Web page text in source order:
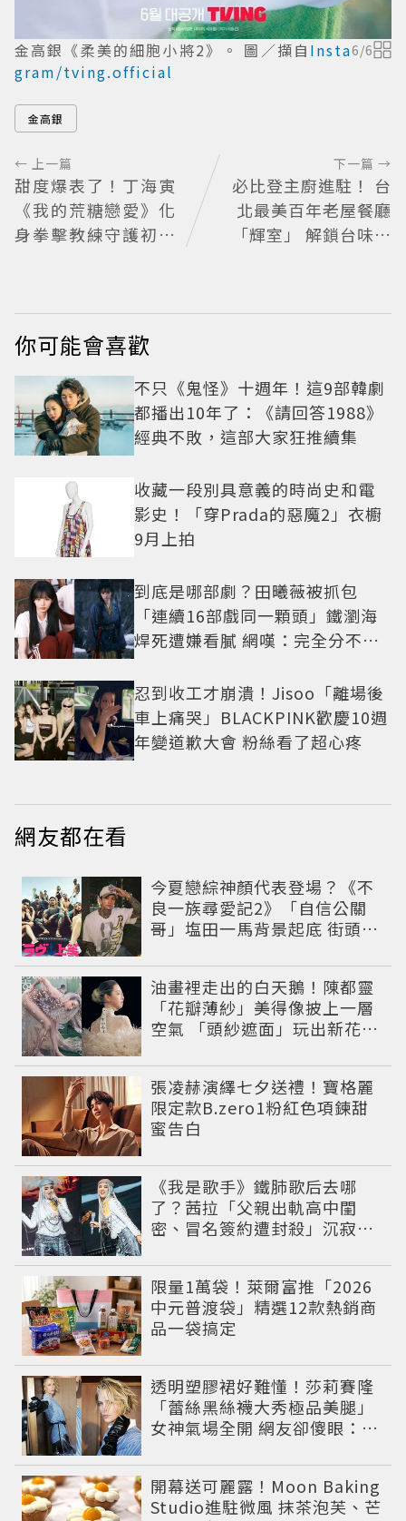
金高銀《柔美的細胞小將2》。 圖／擷自 Insta
gram/tving.official
6/6
金高銀
← 上一篇
甜度爆表了！丁海寅
《我的荒糖戀愛》化
身拳擊教練守護初戀
下一篇 →
必比登主廚進駐！ 台
北最美百年老屋餐廳
「輝室」 解鎖台味記
你可能會喜歡
不只《鬼怪》十週年！這9部韓劇
都播出10年了：《請回答1988》
經典不敗，這部大家狂推續集
收藏一段別具意義的時尚史和電
影史！「穿Prada的惡魔2」衣櫥
9月上拍
到底是哪部劇？田曦薇被抓包
「連續16部戲同一顆頭」鐵瀏海
焊死遭嫌看膩 網嘆：完全分不出
忍到收工才崩潰！Jisoo「離場後
車上痛哭」BLACKPINK歡慶10週
年變道歉大會 粉絲看了超心疼
網友都在看
今夏戀綜神顏代表登場？《不
良一族尋愛記2》「自信公關
哥」塩田一馬背景起底 街頭辣
油畫裡走出的白天鵝！陳都靈
「花瓣薄紗」美得像披上一層
空氣 「頭紗遮面」玩出新花樣
張凌赫演繹七夕送禮！寶格麗
限定款B.zero1粉紅色項鍊甜
蜜告白
《我是歌手》鐵肺歌后去哪
了？茜拉「父親出軌高中閨
密、冒名簽約遭封殺」沉寂12
限量1萬袋！萊爾富推「2026
中元普渡袋」精選12款熱銷商
品一袋搞定
透明塑膠裙好難懂！莎莉賽隆
「蕾絲黑絲襪大秀極品美腿」
女神氣場全開 網友卻傻眼：造
開幕送可麗露！Moon Baking
Studio進駐微風 抹茶泡芙、芒